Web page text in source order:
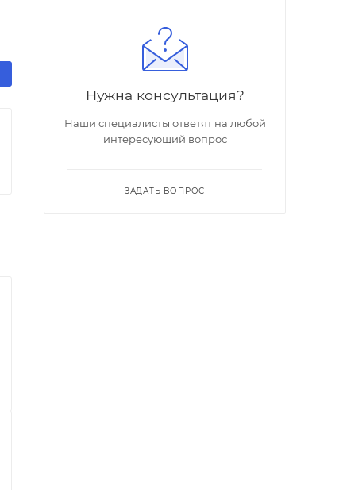
Нужна консультация?
Наши специалисты ответят на любой
интересующий вопрос
ЗАДАТЬ ВОПРОС